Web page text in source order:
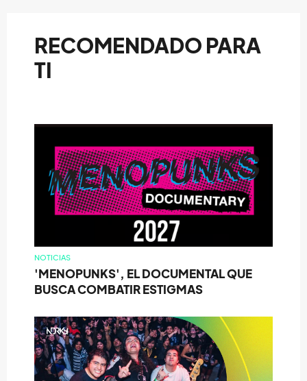
RECOMENDADO PARA
TI
NOTICIAS
'MENOPUNKS', EL DOCUMENTAL QUE
BUSCA COMBATIR ESTIGMAS